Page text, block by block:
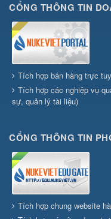
CỔNG THÔNG TIN
Tích hợp bán hàng trực
Tích hợp các nghiệp vụ
sự, quản lý tài liệu)
CỔNG THÔNG TIN
Tích hợp chung website